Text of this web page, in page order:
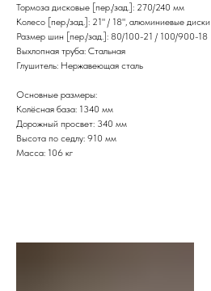
Тормоза дисковые [пер./зад.]: 270/240 мм
Колесо [пер./зад.]: 21" / 18", алюминиевые диски
Размер шин [пер./зад.]: 80/100-21 / 100/900-18
Выхлопная труба: Стальная
Глушитель: Нержавеющая сталь
Основные размеры:
Колёсная база: 1340 мм
Дорожный просвет: 340 мм
Высота по седлу: 910 мм
Масса: 106 кг